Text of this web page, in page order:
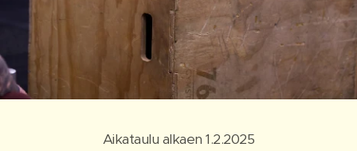
Aikataulu alkaen 1.2.2025